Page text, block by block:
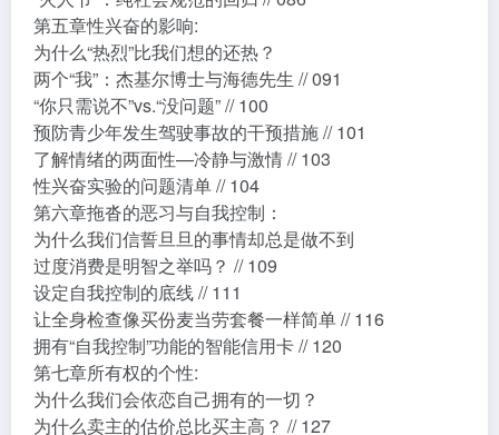
第五章性兴奋的影响:
为什么“热烈”比我们想的还热？
两个“我”：杰基尔博士与海德先生 // 091
“你只需说不”vs.“没问题” // 100
预防青少年发生驾驶事故的干预措施 // 101
了解情绪的两面性—冷静与激情 // 103
性兴奋实验的问题清单 // 104
第六章拖沓的恶习与自我控制：
为什么我们信誓旦旦的事情却总是做不到
过度消费是明智之举吗？ // 109
设定自我控制的底线 // 111
让全身检查像买份麦当劳套餐一样简单 // 116
拥有“自我控制”功能的智能信用卡 // 120
第七章所有权的个性:
为什么我们会依恋自己拥有的一切？
为什么卖主的估价总比买主高？ // 127